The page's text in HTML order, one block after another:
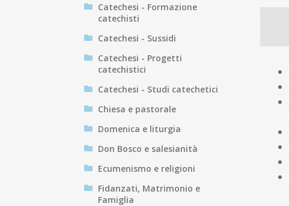
Catechesi - Formazione
catechisti
Catechesi - Sussidi
Catechesi - Progetti
catechistici
Catechesi - Studi catechetici
Chiesa e pastorale
Domenica e liturgia
Don Bosco e salesianità
Ecumenismo e religioni
Fidanzati, Matrimonio e
Famiglia